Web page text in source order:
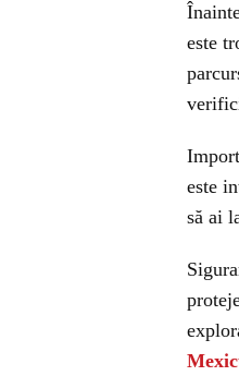
este
este
să ai